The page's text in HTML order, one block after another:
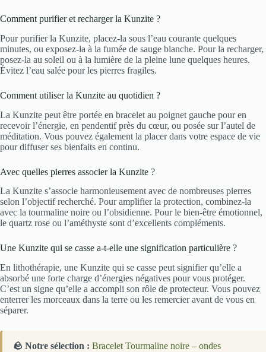
Comment purifier et recharger la Kunzite ?
Pour purifier la Kunzite, placez-la sous l’eau courante quelques
minutes, ou exposez-la à la fumée de sauge blanche. Pour la recharger,
posez-la au soleil ou à la lumière de la pleine lune quelques heures.
Évitez l’eau salée pour les pierres fragiles.
Comment utiliser la Kunzite au quotidien ?
La Kunzite peut être portée en bracelet au poignet gauche pour en
recevoir l’énergie, en pendentif près du cœur, ou posée sur l’autel de
méditation. Vous pouvez également la placer dans votre espace de vie
pour diffuser ses bienfaits en continu.
Avec quelles pierres associer la Kunzite ?
La Kunzite s’associe harmonieusement avec de nombreuses pierres
selon l’objectif recherché. Pour amplifier la protection, combinez-la
avec la tourmaline noire ou l’obsidienne. Pour le bien-être émotionnel,
le quartz rose ou l’améthyste sont d’excellents compléments.
Une Kunzite qui se casse a-t-elle une signification particulière ?
En lithothérapie, une Kunzite qui se casse peut signifier qu’elle a
absorbé une forte charge d’énergies négatives pour vous protéger.
C’est un signe qu’elle a accompli son rôle de protecteur. Vous pouvez
enterrer les morceaux dans la terre ou les remercier avant de vous en
séparer.
🪨 Notre sélection : Bracelet Tourmaline noire – ondes